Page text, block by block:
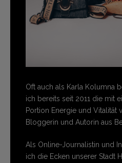
Oft auch als Karla Kolumna
ich bereits seit 2011 die mit
Portion Energie und Vitalität
Bloggerin und Autorin aus
Als Online-Journalistin und
ich die Ecken unserer Stadt